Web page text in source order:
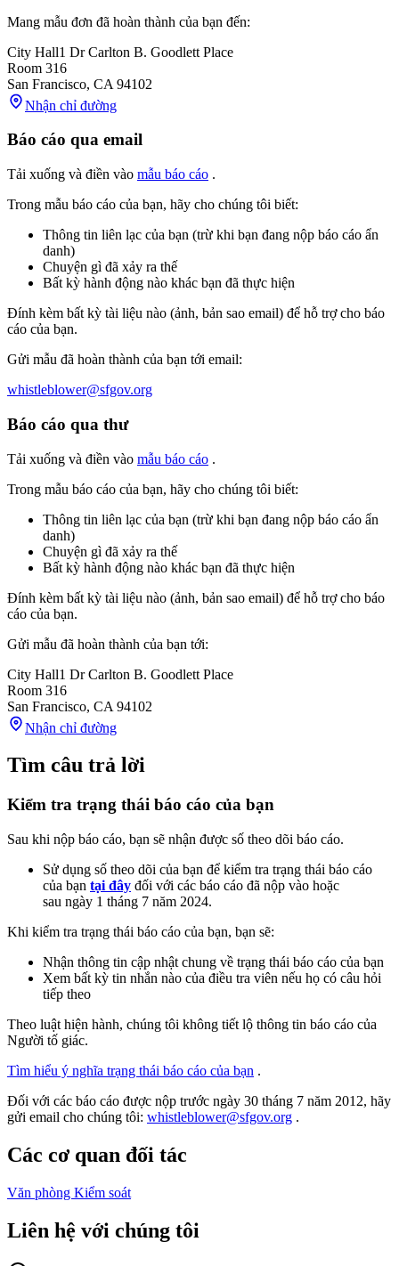
Mang mẫu đơn đã hoàn thành của bạn đến:
City Hall1 Dr Carlton B. Goodlett Place
Room 316
San Francisco, CA 94102
Nhận chỉ đường
Báo cáo qua email
Tải xuống và điền vào mẫu báo cáo .
Trong mẫu báo cáo của bạn, hãy cho chúng tôi biết:
Thông tin liên lạc của bạn (trừ khi bạn đang nộp báo cáo ẩn
danh)
Chuyện gì đã xảy ra thế
Bất kỳ hành động nào khác bạn đã thực hiện
Đính kèm bất kỳ tài liệu nào (ảnh, bản sao email) để hỗ trợ cho báo
cáo của bạn.
Gửi mẫu đã hoàn thành của bạn tới email:
whistleblower@sfgov.org
Báo cáo qua thư
Tải xuống và điền vào mẫu báo cáo .
Trong mẫu báo cáo của bạn, hãy cho chúng tôi biết:
Thông tin liên lạc của bạn (trừ khi bạn đang nộp báo cáo ẩn
danh)
Chuyện gì đã xảy ra thế
Bất kỳ hành động nào khác bạn đã thực hiện
Đính kèm bất kỳ tài liệu nào (ảnh, bản sao email) để hỗ trợ cho báo
cáo của bạn.
Gửi mẫu đã hoàn thành của bạn tới:
City Hall1 Dr Carlton B. Goodlett Place
Room 316
San Francisco, CA 94102
Nhận chỉ đường
Tìm câu trả lời
Kiểm tra trạng thái báo cáo của bạn
Sau khi nộp báo cáo, bạn sẽ nhận được số theo dõi báo cáo.
Sử dụng số theo dõi của bạn để kiểm tra trạng thái báo cáo
của bạn tại đây đối với các báo cáo đã nộp vào hoặc
sau ngày 1 tháng 7 năm 2024.
Khi kiểm tra trạng thái báo cáo của bạn, bạn sẽ:
Nhận thông tin cập nhật chung về trạng thái báo cáo của bạn
Xem bất kỳ tin nhắn nào của điều tra viên nếu họ có câu hỏi
tiếp theo
Theo luật hiện hành, chúng tôi không tiết lộ thông tin báo cáo của
Người tố giác.
Tìm hiểu ý nghĩa trạng thái báo cáo của bạn .
Đối với các báo cáo được nộp trước ngày 30 tháng 7 năm 2012, hãy
gửi email cho chúng tôi: whistleblower@sfgov.org .
Các cơ quan đối tác
Văn phòng Kiểm soát
Liên hệ với chúng tôi